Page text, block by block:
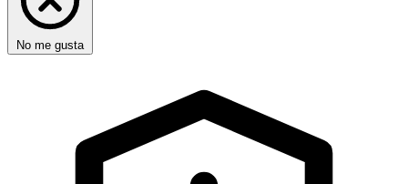
No me gusta